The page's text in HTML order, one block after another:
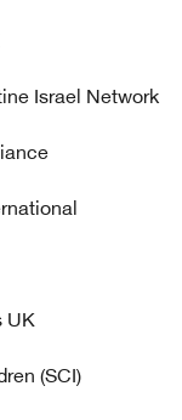
Israel Network
UK
(SCI)